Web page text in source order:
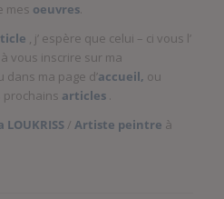
mes oeuvres.
, j’ espère que celui – ci vous l’
vous inscrire sur ma
ma page d’accueil, ou
prochains articles.
/ Artiste peintre à